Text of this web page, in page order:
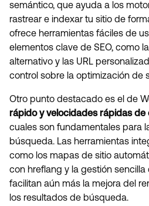
semántico, que ayuda a los
rastrear e indexar tu sitio de
ofrece herramientas fáciles de
elementos clave de SEO, como
alternativo y las URL
control sobre la optimización de
Otro punto destacado es el de
rápido y velocidades rápidas
cuales son fundamentales para
búsqueda. Las herramientas
como los mapas de sitio
con hreflang y la gestión sencilla
facilitan aún más la mejora del
los resultados de búsqueda.